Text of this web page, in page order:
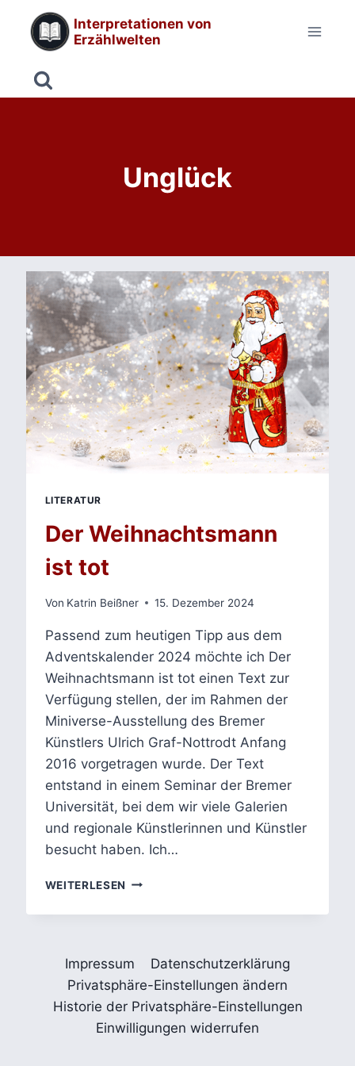
Inhalt
springen
Interpretationen von
Erzählwelten
Unglück
LITERATUR
Der Weihnachtsmann
ist tot
Von Katrin Beißner 15. Dezember 2024
Passend zum heutigen Tipp aus dem
Adventskalender 2024 möchte ich Der
Weihnachtsmann ist tot einen Text zur
Verfügung stellen, der im Rahmen der
Miniverse-Ausstellung des Bremer
Künstlers Ulrich Graf-Nottrodt Anfang
2016 vorgetragen wurde. Der Text
entstand in einem Seminar der Bremer
Universität, bei dem wir viele Galerien
und regionale Künstlerinnen und Künstler
besucht haben. Ich…
WEITERLESEN DER
IST
Impressum
Datenschutzerklärung
Privatsphäre-Einstellungen ändern
Historie der Privatsphäre-Einstellungen
Einwilligungen widerrufen